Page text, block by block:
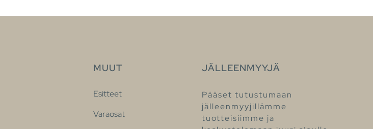
MUUT
Esitteet
Varaosat
JÄLLEENMYYJÄ
Pääset tutustumaan
jälleenmyyjillämme
tuotteisiimme ja